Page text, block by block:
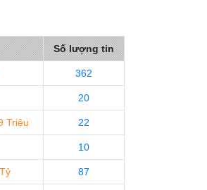
Số lượng tin
362
20
Triệu 22
10
87